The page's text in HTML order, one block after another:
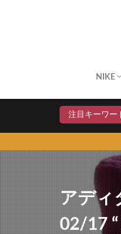
NIKE
注目キーワー
アディ
02/17